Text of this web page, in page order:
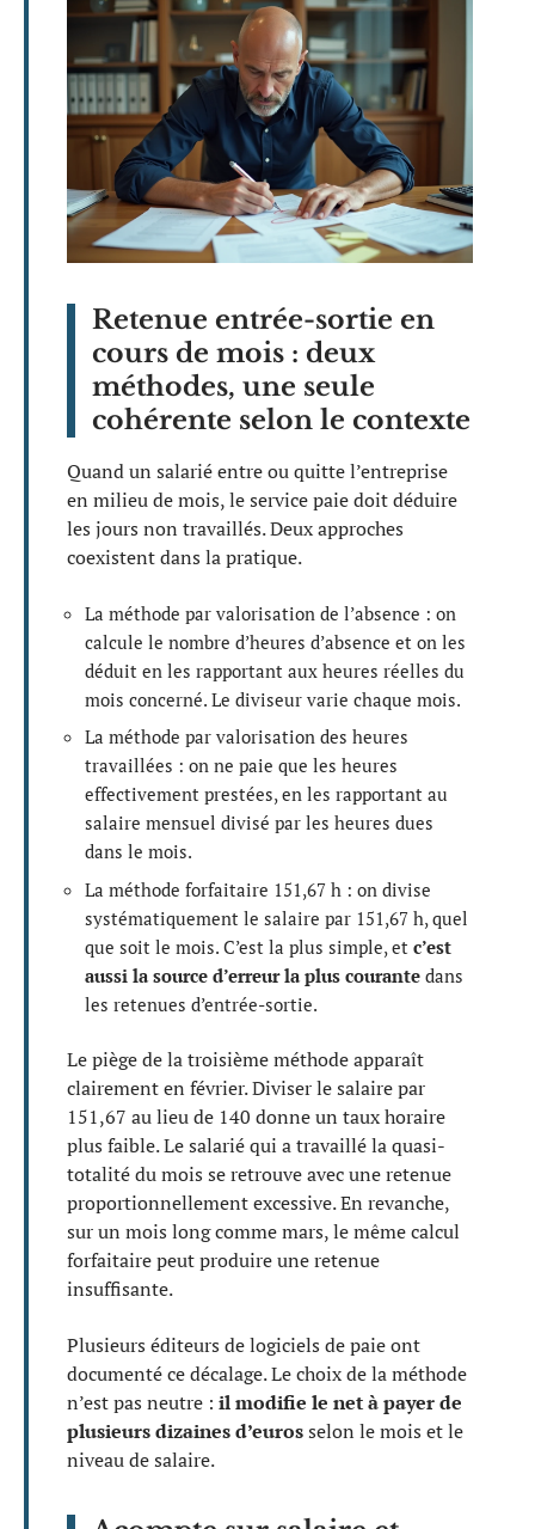
Retenue entrée-sortie en
cours de mois : deux
méthodes, une seule
cohérente selon le contexte
Quand un salarié entre ou quitte l’entreprise
en milieu de mois, le service paie doit déduire
les jours non travaillés. Deux approches
coexistent dans la pratique.
La méthode par valorisation de l’absence : on
calcule le nombre d’heures d’absence et on les
déduit en les rapportant aux heures réelles du
mois concerné. Le diviseur varie chaque mois.
La méthode par valorisation des heures
travaillées : on ne paie que les heures
effectivement prestées, en les rapportant au
salaire mensuel divisé par les heures dues
dans le mois.
La méthode forfaitaire 151,67 h : on divise
systématiquement le salaire par 151,67 h, quel
que soit le mois. C’est la plus simple, et c’est
aussi la source d’erreur la plus courante dans
les retenues d’entrée-sortie.
Le piège de la troisième méthode apparaît
clairement en février. Diviser le salaire par
151,67 au lieu de 140 donne un taux horaire
plus faible. Le salarié qui a travaillé la quasi-
totalité du mois se retrouve avec une retenue
proportionnellement excessive. En revanche,
sur un mois long comme mars, le même calcul
forfaitaire peut produire une retenue
insuffisante.
Plusieurs éditeurs de logiciels de paie ont
documenté ce décalage. Le choix de la méthode
n’est pas neutre : il modifie le net à payer de
plusieurs dizaines d’eurosselon le mois et le
niveau de salaire.